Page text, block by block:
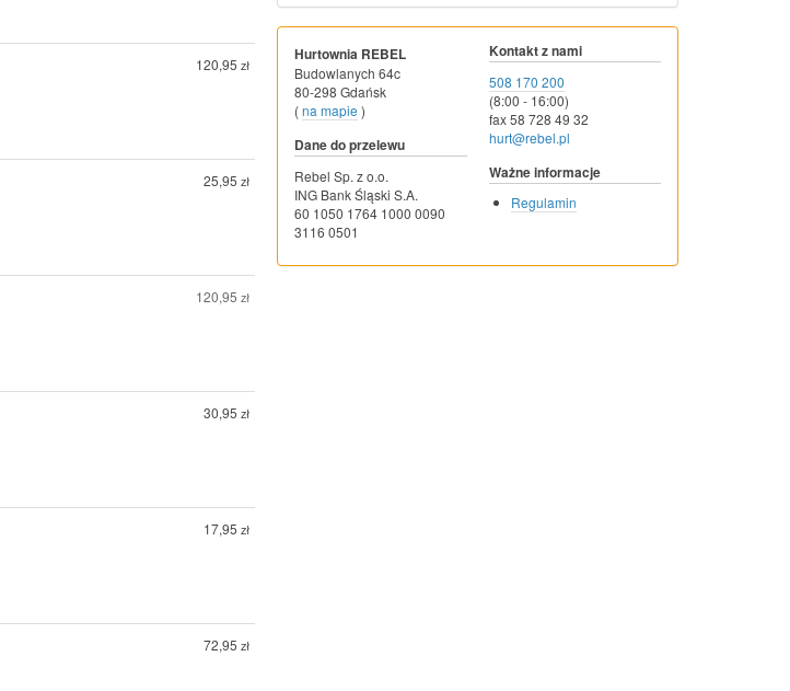
120,95 zł
25,95 zł
120,95 zł
30,95 zł
17,95 zł
72,95 zł
Hurtownia REBEL
Budowlanych 64c
80-298 Gdańsk
(na mapie )
Dane do przelewu
Rebel Sp. z o.o.
ING Bank Śląski S.A.
60 1050 1764 1000 0090
3116 0501
Kontakt z nami
508 170 200
(8:00 - 16:00)
fax 58 728 49 32
hurt@rebel.pl
Ważne informacje
Regulamin